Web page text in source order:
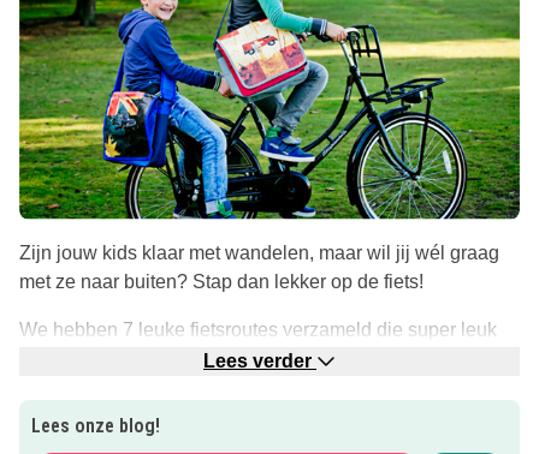
Zijn jouw kids klaar met wandelen, maar wil jij wél graag
met ze naar buiten? Stap dan lekker op de fiets!
We hebben 7 leuke fietsroutes verzameld die super leuk
Je vindt ze allemaal via de roze button!
Lees verder
Lees onze blog!